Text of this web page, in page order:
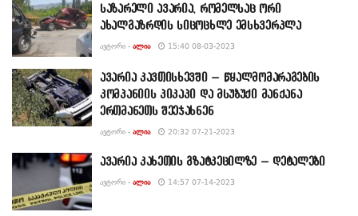
საზარელი ავარია, რომელსაც ორი
ახალგაზრდის სიცოცხლე ემსხვერპლა
ᲐᲕᲢᲝᲠᲘ - ᲐᲚᲘᲐ 15:40 08-03-2023
ავარია კავთისხევში – წყალმომარაგების
კომპანიის პიკაპი და მსუბუქი მანქანა
ერთმანეთს შეეჯახნენ
ᲐᲕᲢᲝᲠᲘ - ᲐᲚᲘᲐ 20:32 07-21-2023
ავარია კახეთის გზატკეცილზე – დეტალები
ᲐᲕᲢᲝᲠᲘ - ᲐᲚᲘᲐ 14:57 07-14-2023